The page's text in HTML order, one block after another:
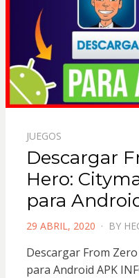
JUEGOS
Descargar
Hero:
para
POSTED
29 ABRIL, 2020 BY
Descargar From
para Android APK